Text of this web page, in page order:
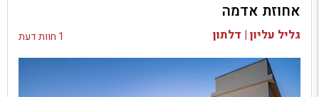
בדיקת זמינות ומחירים
אחוזת אדמה
גליל עליון | דלתון 1 חוות דעת